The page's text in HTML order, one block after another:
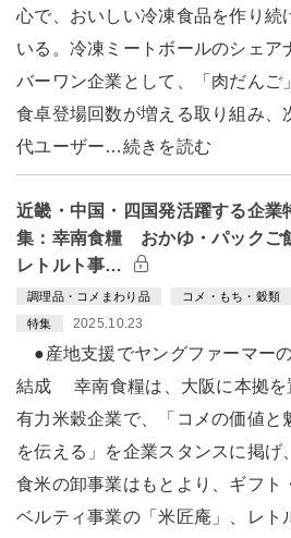
心で、おいしい冷凍食品を作り続
いる。冷凍ミートボールのシェア
バーワン企業として、「肉だんご
食卓登場回数が増える取り組み、
代ユーザー…続きを読む
近畿・中国・四国発活躍する企業
集：幸南食糧 おかゆ・パックご
レトルト事…
調理品・コメまわり品 コメ・もち・穀類
特集 2025.10.23
●産地支援でヤングファーマー
結成 幸南食糧は、大阪に本拠を
有力米穀企業で、「コメの価値と
を伝える」を企業スタンスに掲げ
食米の卸事業はもとより、ギフト
ベルティ事業の「米匠庵」、レト